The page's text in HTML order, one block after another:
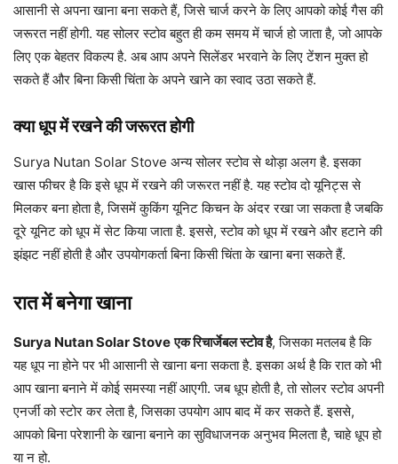
आसानी से अपना खाना बना सकते हैं, जिसे चार्ज करने के लिए आपको कोई गैस की
जरूरत नहीं होगी. यह सोलर स्टोव बहुत ही कम समय में चार्ज हो जाता है, जो आपके
लिए एक बेहतर विकल्प है. अब आप अपने सिलेंडर भरवाने के लिए टेंशन मुक्त हो
सकते हैं और बिना किसी चिंता के अपने खाने का स्वाद उठा सकते हैं.
क्या धूप में रखने की जरूरत होगी
Surya Nutan Solar Stove अन्य सोलर स्टोव से थोड़ा अलग है. इसका
खास फीचर है कि इसे धूप में रखने की जरूरत नहीं है. यह स्टोव दो यूनिट्स से
मिलकर बना होता है, जिसमें कुकिंग यूनिट किचन के अंदर रखा जा सकता है जबकि
दूरे यूनिट को धूप में सेट किया जाता है. इससे, स्टोव को धूप में रखने और हटाने की
झंझट नहीं होती है और उपयोगकर्ता बिना किसी चिंता के खाना बना सकते हैं.
रात में बनेगा खाना
Surya Nutan Solar Stove एक रिचार्जेबल स्टोव है, जिसका मतलब है कि
यह धूप ना होने पर भी आसानी से खाना बना सकता है. इसका अर्थ है कि रात को भी
आप खाना बनाने में कोई समस्या नहीं आएगी. जब धूप होती है, तो सोलर स्टोव अपनी
एनर्जी को स्टोर कर लेता है, जिसका उपयोग आप बाद में कर सकते हैं. इससे,
आपको बिना परेशानी के खाना बनाने का सुविधाजनक अनुभव मिलता है, चाहे धूप हो
या न हो.